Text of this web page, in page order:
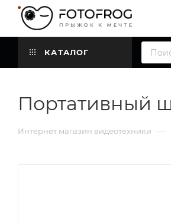
КАТАЛОГ
Портативный
Интернет магазин видеотехники —